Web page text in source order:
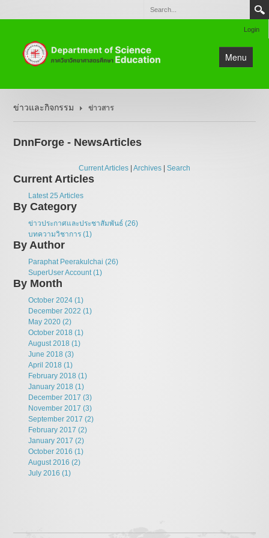
Login
Menu
หน้าแรก
ข่าวและกิจกรรม
วิชาการและหลักสูตร
ติดต่อ
แผนผังเว็บไซต์
ข่าวและกิจกรรม ข่าวสาร
DnnForge - NewsArticles
Current Articles Archives Search
Current Articles
Latest 25 Articles
By Category
ข่าวประกาศและประชาสัมพันธ์ (26)
บทความวิชาการ (1)
By Author
Paraphat Peerakulchai (26)
SuperUser Account (1)
By Month
October 2024 (1)
December 2022 (1)
May 2020 (2)
October 2018 (1)
August 2018 (1)
June 2018 (3)
April 2018 (1)
February 2018 (1)
January 2018 (1)
December 2017 (3)
November 2017 (3)
September 2017 (2)
February 2017 (2)
January 2017 (2)
October 2016 (1)
August 2016 (2)
July 2016 (1)